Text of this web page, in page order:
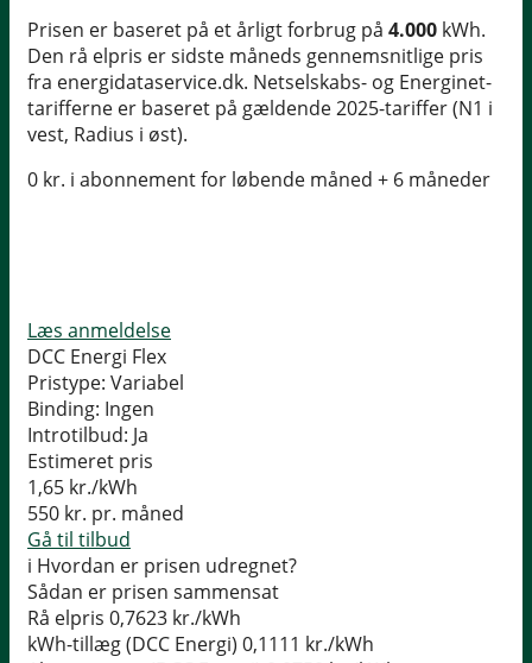
Prisen er baseret på et årligt forbrug på 4.000 kWh.
Den rå elpris er sidste måneds gennemsnitlige pris
fra energidataservice.dk. Netselskabs- og Energinet-
tarifferne er baseret på gældende 2025-tariffer (N1 i
vest, Radius i øst).
0 kr. i abonnement for løbende måned + 6 måneder
Læs anmeldelse
DCC Energi Flex
Pristype: Variabel
Binding: Ingen
Introtilbud: Ja
Estimeret pris
1,65 kr./kWh
550 kr. pr. måned
Gå til tilbud
i Hvordan er prisen udregnet?
Sådan er prisen sammensat
Rå elpris 0,7623 kr./kWh
kWh-tillæg (DCC Energi) 0,1111 kr./kWh